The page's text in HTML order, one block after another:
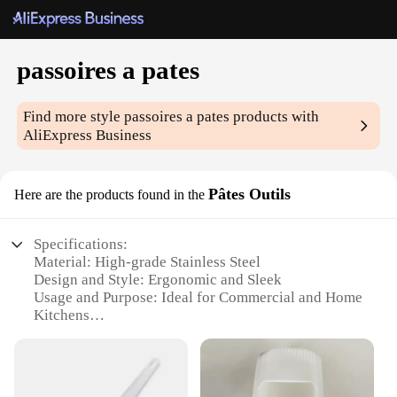
passoires a pates
Find more stylepassoires a pates products with
AliExpress Business
Here are the products found in the Pâtes Outils
Specifications:
Material: High-grade Stainless Steel
Design and Style: Ergonomic and Sleek
Usage and Purpose: Ideal for Commercial and Home
Kitchens
Shape or Size or Weight or Quantity: Available in
Sets for Efficient Use